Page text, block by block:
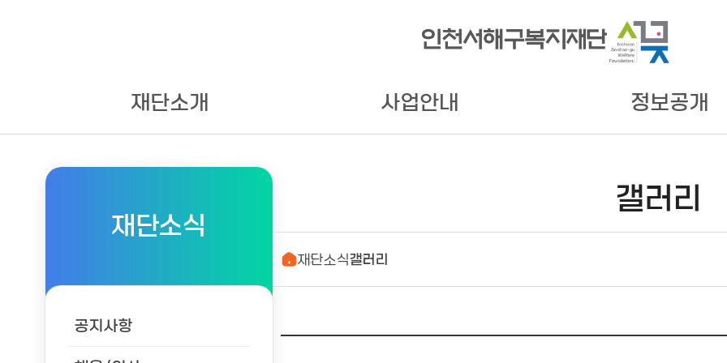
재단소개 사업안내 정보공개
재단소식
공지사항
갤러리
재단소식갤러리